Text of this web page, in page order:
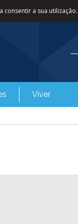
consentir a sua utilização.
Viver